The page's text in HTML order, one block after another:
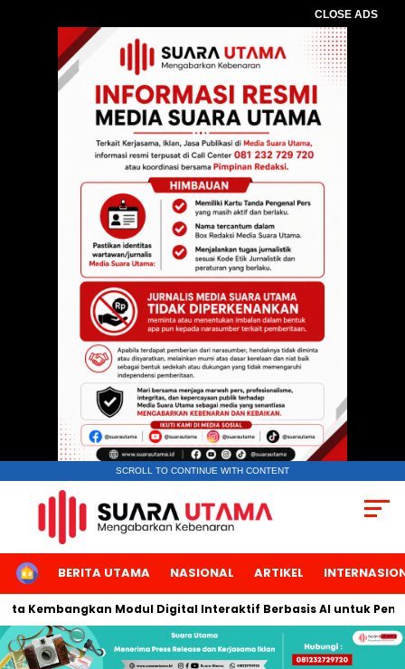
CLOSE ADS
SCROLL TO CONTINUE WITH CONTENT
HOMEBERITA UTAMA NASIONAL ARTIKEL
Kembangkan Modul Digital Interaktif Berbasis AI untuk